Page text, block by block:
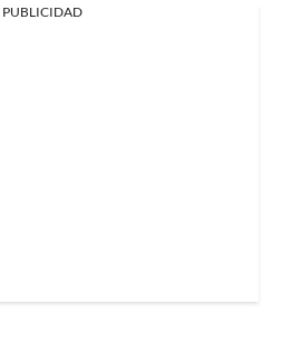
PUBLICIDAD